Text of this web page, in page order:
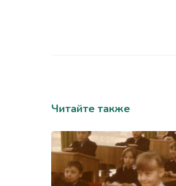
Читайте также